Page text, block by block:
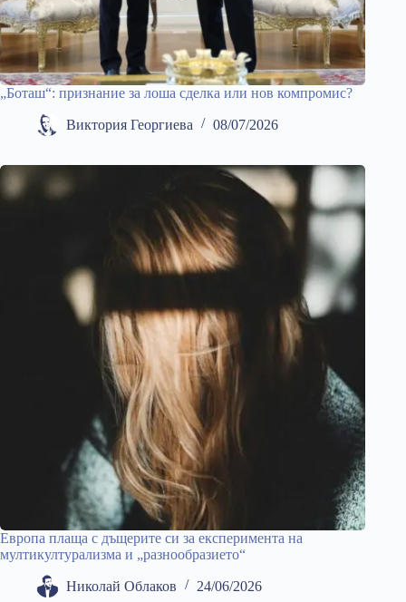
„Боташ“: признание за лоша сделка или нов компромис?
Виктория Георгиева 08/07/2026
Европа плаща с дъщерите си за експеримента на
мултикултурализма и „разнообразието“
Николай Облаков 24/06/2026